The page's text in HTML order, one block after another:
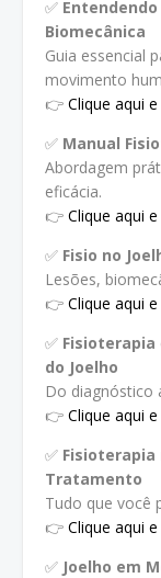
✅
Biomecânica
Guia essencial
movimento
👉 Clique aqui
✅ Manual
Abordagem
eficácia.
👉 Clique aqui
✅ Fisio no
Lesões,
👉 Clique aqui
✅ Fisioterapia
do Joelho
Do diagnóstico
👉 Clique aqui
✅ Fisioterapia
Tratamento
Tudo que você
👉 Clique aqui
✅ Joelho em